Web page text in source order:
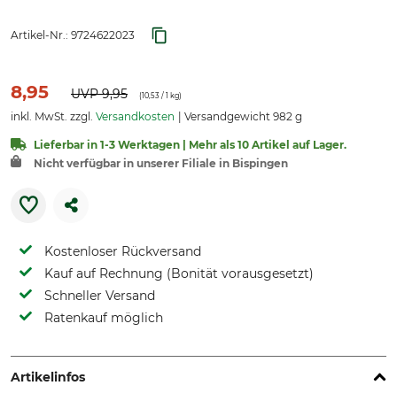
Artikel-Nr.: 9724622023
8,95 UVP9,95 (10,53 / 1 kg)
inkl. MwSt. zzgl. Versandkosten Versandgewicht 982 g
Lieferbar in 1-3 Werktagen | Mehr als 10 Artikel auf Lager.
Nicht verfügbar in unserer Filiale in Bispingen
Kostenloser Rückversand
Kauf auf Rechnung (Bonität vorausgesetzt)
Schneller Versand
Ratenkauf möglich
Artikelinfos